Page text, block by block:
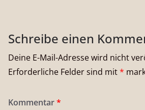
Schreibe einen
Deine E-Mail-Adresse wird nicht
Erforderliche Felder sind mit*
Kommentar*